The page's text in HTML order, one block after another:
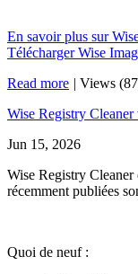
En savoir plus sur
Télécharger Wise
Read more | Views
Wise Registry Cleaner
Jun 15, 2026
Wise Registry Cleaner
récemment publiées
Quoi de neuf :